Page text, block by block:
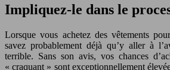
Impliquez-le dans le
Lorsque vous achetez des vêtements
savez probablement déjà qu’y aller à
terrible. Sans son avis, vos chances
« craquant » sont exceptionnellement